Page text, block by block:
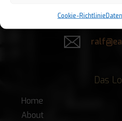
Cookie-Richtlinie
Das
Home
About